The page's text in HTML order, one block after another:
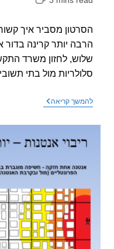
מסביר איך קשורה
יותר קרינה בדור ארבע
לחזון משרד התקשורת
מול בתי תשובים?
קריאהסרטון
בין
קרינה
בדור
רביעי
אנטנות?